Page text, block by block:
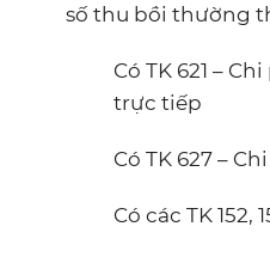
số thu bồi thường
Có TK 621 –
trực tiếp
Có TK 627 –
Có các TK 152,